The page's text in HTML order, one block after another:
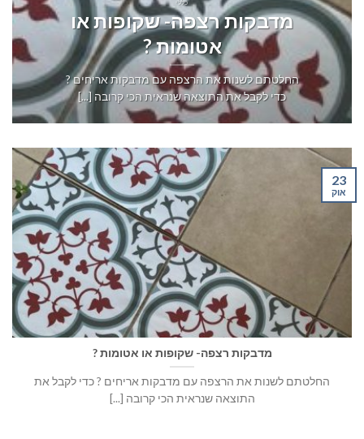
כללי
מדבקות רצפה- שקופות או
אטומות ?
החלטתם לשנות את הרצפה עם מדבקות אריחים ?
כדי לקבל את התוצאה שנראית הכי קרובה [...]
מדבקות רצפה- שקופות או אטומות ?
החלטתם לשנות את הרצפה עם מדבקות אריחים ? כדי לקבל את
התוצאה שנראית הכי קרובה [...]
23
אוק